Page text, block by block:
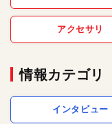
アクセサリ
情報カテゴリ
インタビュー